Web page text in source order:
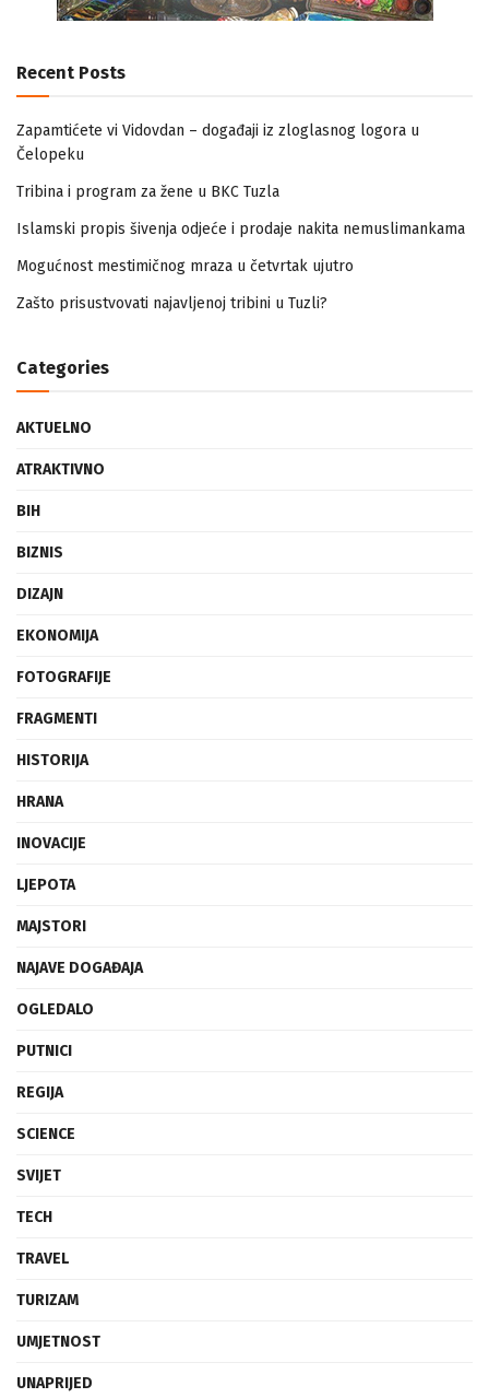
Recent Posts
Zapamtićete vi Vidovdan – događaji iz zloglasnog logora u
Čelopeku
Tribina i program za žene u BKC Tuzla
Islamski propis šivenja odjeće i prodaje nakita nemuslimankama
Mogućnost mestimičnog mraza u četvrtak ujutro
Zašto prisustvovati najavljenoj tribini u Tuzli?
Categories
AKTUELNO
ATRAKTIVNO
BIH
BIZNIS
DIZAJN
EKONOMIJA
FOTOGRAFIJE
FRAGMENTI
HISTORIJA
HRANA
INOVACIJE
LJEPOTA
MAJSTORI
NAJAVE DOGAĐAJA
OGLEDALO
PUTNICI
REGIJA
SCIENCE
SVIJET
TECH
TRAVEL
TURIZAM
UMJETNOST
UNAPRIJED